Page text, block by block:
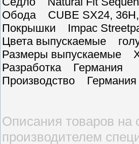
Обода CUBE SX24, 36H,
Покрышки Impac
Цвета выпускаемые
Размеры выпускаемые
Разработка Германия
Производство Германия
Описания товаров на
производителем